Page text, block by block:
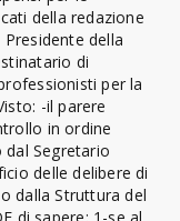
della redazione
della
di
per la
-il parere
in ordine
Segretario
delle delibere di
dalla Struttura del
di sapere: 1-se al